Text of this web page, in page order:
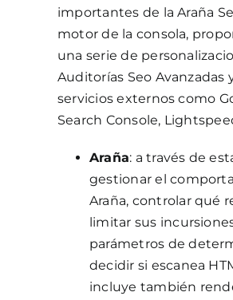
importantes de la Araña
motor de la consola,
una serie de
Auditorías Seo Avanzadas
servicios externos como
Search Console,
Araña: a través de
gestionar el
Araña, controlar qué
limitar sus
parámetros de
decidir si escanea
incluye también